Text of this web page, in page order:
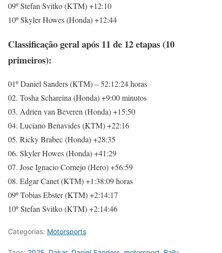
09º Stefan Svitko (KTM) +12:10
10º Skyler Howes (Honda) +12:44
Classificação geral após 11 de 12 etapas (10
primeiros):
01º Daniel Sanders (KTM) – 52:12:24 horas
02. Tosha Schareina (Honda) +9:00 minutos
03. Adrien van Beveren (Honda) +15:50
04. Luciano Benavides (KTM) +22:16
05. Ricky Brabec (Honda) +28:35
06. Skyler Howes (Honda) +41:29
07. Jose Ignacio Cornejo (Hero) +56:59
08. Edgar Canet (KTM) +1:38:09 horas
09º Tobias Ebster (KTM) +2:14:17
10º Stefan Svitko (KTM) +2:14:46
Categorias: Motorsports